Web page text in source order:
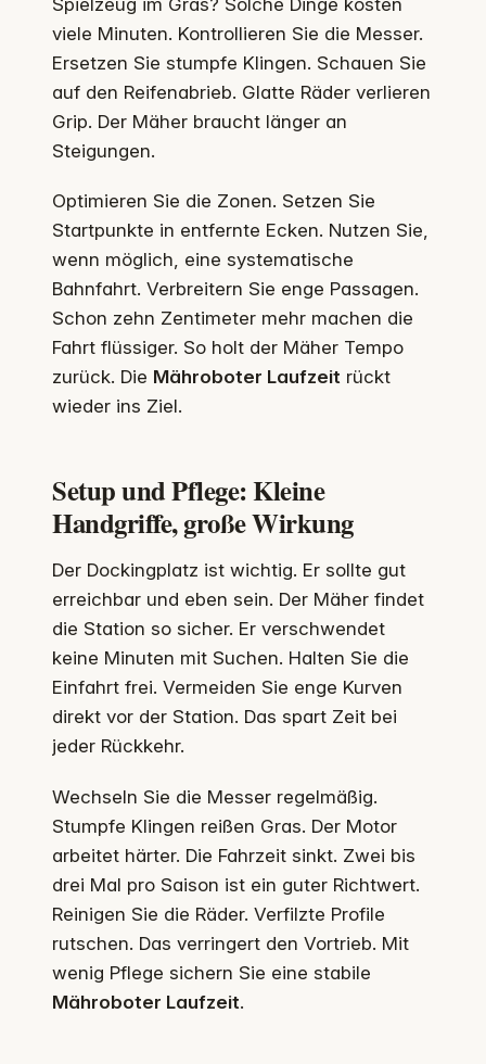
Spielzeug im Gras? Solche Dinge kosten
viele Minuten. Kontrollieren Sie die Messer.
Ersetzen Sie stumpfe Klingen. Schauen Sie
auf den Reifenabrieb. Glatte Räder verlieren
Grip. Der Mäher braucht länger an
Steigungen.
Optimieren Sie die Zonen. Setzen Sie
Startpunkte in entfernte Ecken. Nutzen Sie,
wenn möglich, eine systematische
Bahnfahrt. Verbreitern Sie enge Passagen.
Schon zehn Zentimeter mehr machen die
Fahrt flüssiger. So holt der Mäher Tempo
zurück. Die Mähroboter Laufzeit rückt
wieder ins Ziel.
Setup und Pflege: Kleine
Handgriffe, große Wirkung
Der Dockingplatz ist wichtig. Er sollte gut
erreichbar und eben sein. Der Mäher findet
die Station so sicher. Er verschwendet
keine Minuten mit Suchen. Halten Sie die
Einfahrt frei. Vermeiden Sie enge Kurven
direkt vor der Station. Das spart Zeit bei
jeder Rückkehr.
Wechseln Sie die Messer regelmäßig.
Stumpfe Klingen reißen Gras. Der Motor
arbeitet härter. Die Fahrzeit sinkt. Zwei bis
drei Mal pro Saison ist ein guter Richtwert.
Reinigen Sie die Räder. Verfilzte Profile
rutschen. Das verringert den Vortrieb. Mit
wenig Pflege sichern Sie eine stabile
Mähroboter Laufzeit.